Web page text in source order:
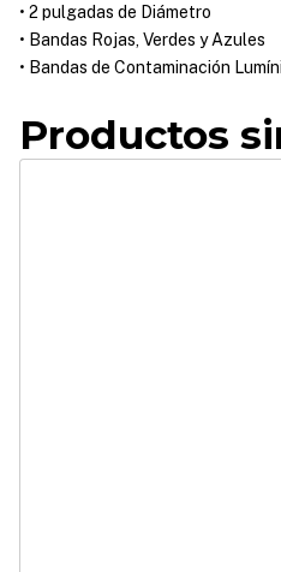
• 2 pulgadas de Diámetro
• Bandas Rojas, Verdes y Azules
• Bandas de Contaminación
Productos